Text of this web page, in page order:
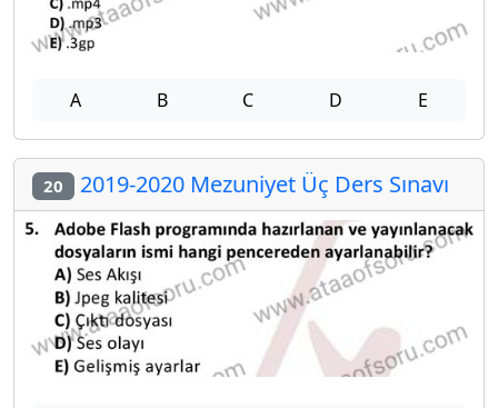
A B C D E
20 2019-2020 Mezuniyet Üç Ders Sınavı